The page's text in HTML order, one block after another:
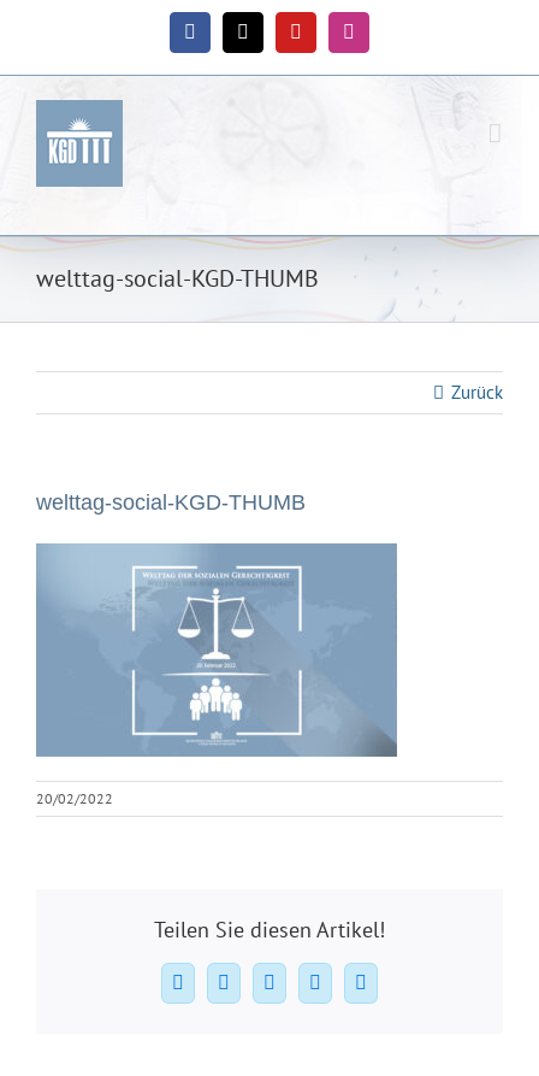
Facebook
X YouTubeInstagram
welttag-social-KGD-THUMB
Zurück
welttag-social-KGD-THUMB
20/02/2022
Teilen Sie diesen Artikel!
Facebook
X WhatsAppPinterest
E-
Mail